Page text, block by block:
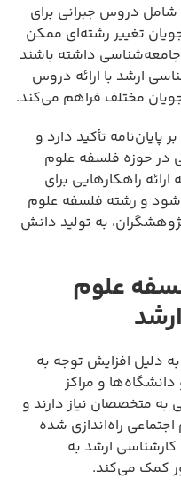
دروس جبرانی برای
تغییر رشته‌ای ممکن
داشته باشند
ارشد با ارائه دروس
مختلف فراهم می‌کند.
تأکید دارد و
در حوزه فلسفه علوم
راهکارهایی برای
و رشته فلسفه علوم
به تولید دانش
علوم
دلیل افزایش توجه به
و مراکز
به متخصصان نیاز دارند و
راه‌اندازی شده
ارشد به
کمک می‌کند.